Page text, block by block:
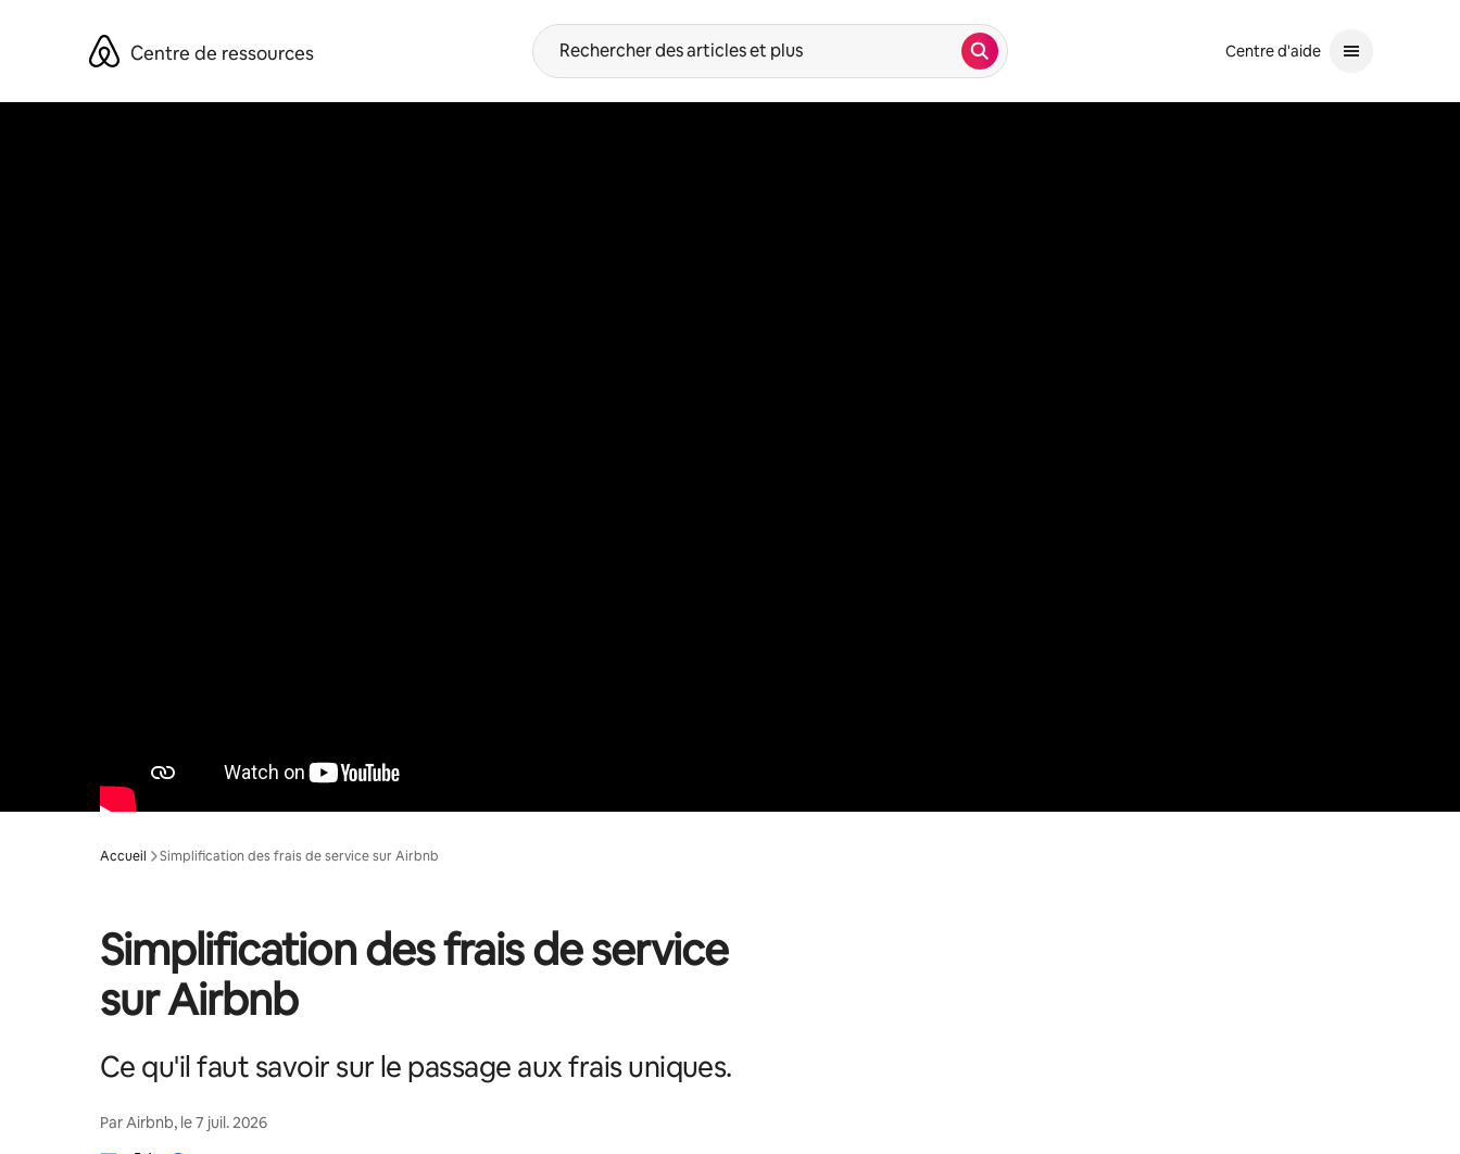
Centre de ressources Recherche Centre d'aide
Accueil Simplification des frais de service sur Airbnb
Simplification des frais de service
sur Airbnb
Ce qu'il faut savoir sur le passage aux frais uniques.
Par Airbnb, le7 juil. 2026